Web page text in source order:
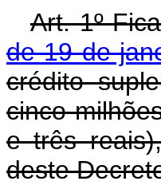
Art. 1º
de 19 de
crédito
cinco
e três
deste